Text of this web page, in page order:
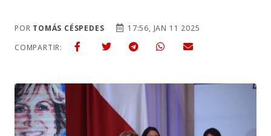
POR TOMÁS CÉSPEDES
17:56, JAN 11 2025
COMPARTIR: